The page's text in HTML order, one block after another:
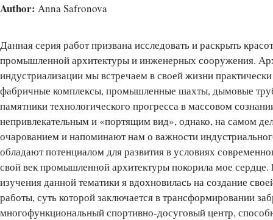
Author: Anna Safronova
Данная серия работ призвана исследовать и раскрыть
промышленной архитектуры и инженерных сооружения.
индустриализации мы встречаем в своей жизни
фабричные комплексы, промышленные шахты, дымовые
памятники технологического прогресса в массовом
непривлекательным и «портящим вид», однако, на самом
очарованием и напоминают нам о важности
обладают потенциалом для развития в условиях
свой век промышленной архитектуры покорила мое сердце.
изучения данной тематики я вдохновилась на создание
работы, суть которой заключается в трансформировании
многофункциональный спортивно-досуговый центр,